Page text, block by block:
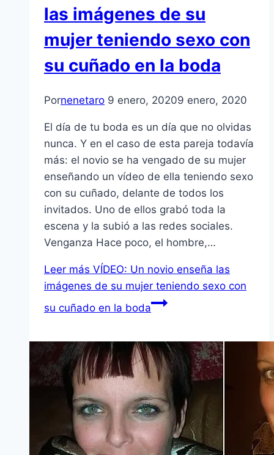
las imágenes de su
mujer teniendo sexo con
su cuñado en la boda
Pornenetaro 9 enero, 20209 enero, 2020
El día de tu boda es un día que no olvidas
nunca. Y en el caso de esta pareja todavía
más: el novio se ha vengado de su mujer
enseñando un vídeo de ella teniendo sexo
con su cuñado, delante de todos los
invitados. Uno de ellos grabó toda la
escena y la subió a las redes sociales.
Venganza Hace poco, el hombre,…
Leer más VÍDEO: Un novio enseña las
imágenes de su mujer teniendo sexo con
su cuñado en la boda